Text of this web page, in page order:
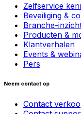
Zelfservice
Beveiliging &
Branche-
Producten &
Klantverhalen
Events &
Pers
Neem contact op
Contact